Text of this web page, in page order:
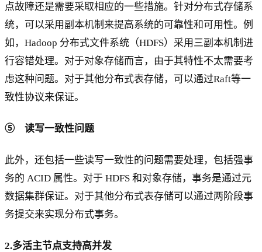
点故障还是需要采取相应的一些措施。针对分布式存储系
统，可以采用副本机制来提高系统的可靠性和可用性。例
如，Hadoop 分布式文件系统（HDFS）采用三副本机制进
行容错处理。对于对象存储而言，由于其特性不太需要考
虑这种问题。对于其他分布式表存储，可以通过Raft等一
致性协议来保证。
⑤ 读写一致性问题
此外，还包括一些读写一致性的问题需要处理，包括强事
务的 ACID 属性。对于 HDFS 和对象存储，事务是通过元
数据集群保证。对于其他分布式表存储可以通过两阶段事
务提交来实现分布式事务。
2.多活主节点支持高并发